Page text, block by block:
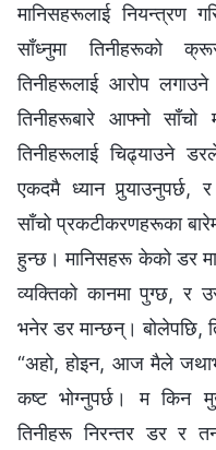
मानिसहरूलाई नियन्त्रण
साँध्नुमा तिनीहरूको
तिनीहरूलाई आरोप
तिनीहरूबारे आफ्नो
तिनीहरूलाई चिढ्याउने
एकदमै ध्यान पुर्‍याउनुपर्छ,
साँचो प्रकटीकरणहरूका
हुन्छ। मानिसहरू केको डर
व्यक्तिको कानमा पुग्छ, र
भनेर डर मान्छन्। बोलेपछि,
“अहो, होइन, आज मैले
कष्ट भोग्‍नुपर्छ। म किन
तिनीहरू निरन्तर डर र